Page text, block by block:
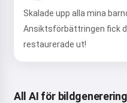
Skalade upp alla mina
Ansiktsförbättringen fick
restaurerade ut!
All AI för bildgenerering